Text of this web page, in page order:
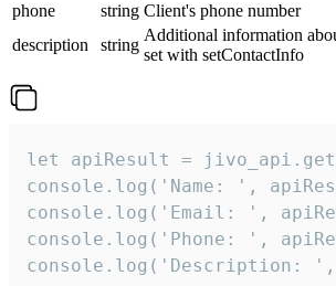
phone
string Client's phone number
description
string
Additional information
set with setContactInfo
let apiResult =
console.log('Name: ',
console.log('Email: ',
console.log('Phone: ',
console.log('Description: